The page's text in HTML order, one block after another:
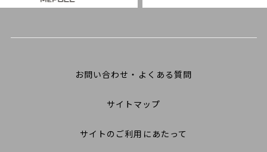
お問い合わせ・よくある質問
サイトマップ
サイトのご利用にあたって